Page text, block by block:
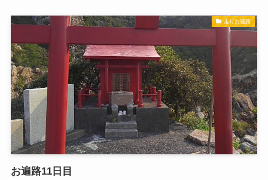
走りお遍路
お遍路11日目